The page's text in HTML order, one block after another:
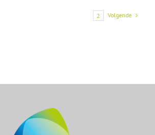
2 Volgende